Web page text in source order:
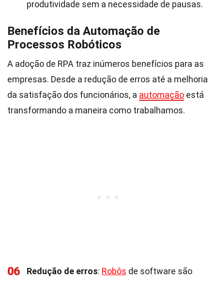
produtividade sem a necessidade de pausas.
Benefícios da Automação de
Processos Robóticos
A adoção de RPA traz inúmeros benefícios para as
empresas. Desde a redução de erros até a melhoria
da satisfação dos funcionários, a automação está
transformando a maneira como trabalhamos.
06 Redução de erros: Robôs de software são